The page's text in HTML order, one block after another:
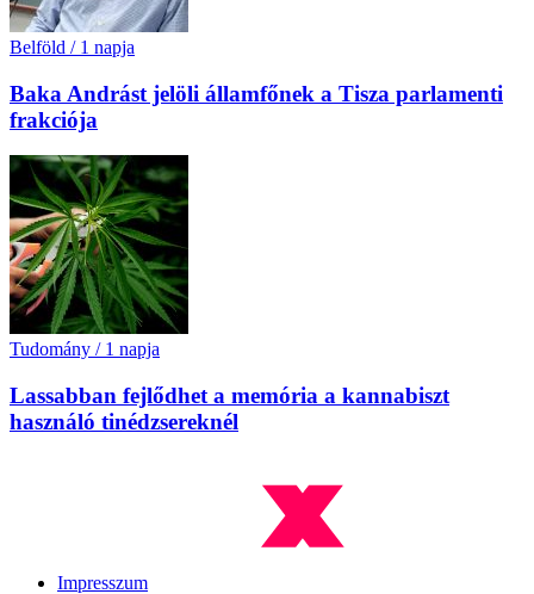
Belföld / 1 napja
Baka Andrást jelöli államfőnek a Tisza parlamenti
frakciója
Tudomány / 1 napja
Lassabban fejlődhet a memória a kannabiszt
használó tinédzsereknél
Impresszum